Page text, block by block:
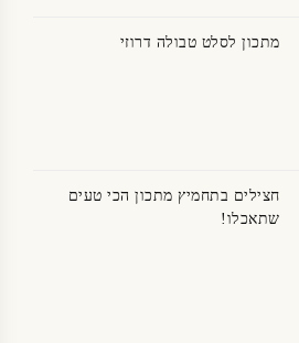
מתכון לסלט טבולה דרוזי
חצילים בתחמיץ מתכון הכי טעים
שתאכלו!